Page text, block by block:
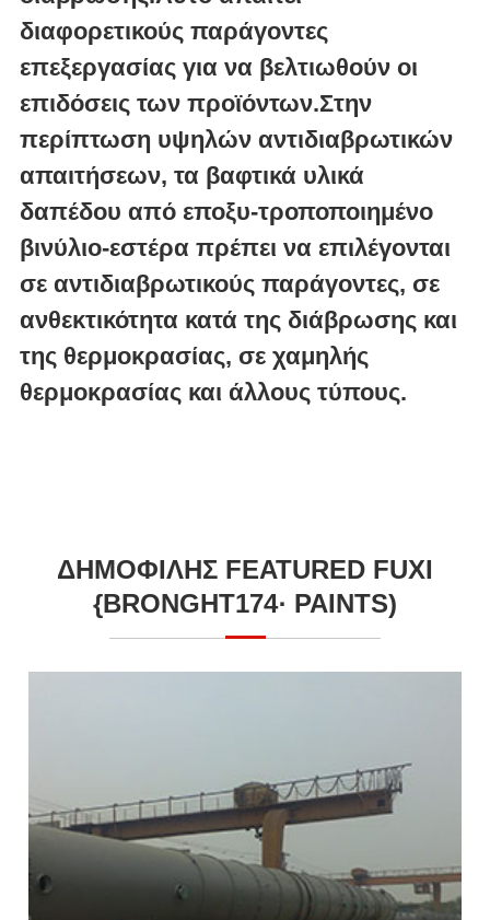
διαφορετικούς παράγοντες
επεξεργασίας για να βελτιωθούν οι
επιδόσεις των προϊόντων.Στην
περίπτωση υψηλών αντιδιαβρωτικών
απαιτήσεων, τα βαφτικά υλικά
δαπέδου από εποξυ-τροποποιημένο
βινύλιο-εστέρα πρέπει να επιλέγονται
σε αντιδιαβρωτικούς παράγοντες, σε
ανθεκτικότητα κατά της διάβρωσης και
της θερμοκρασίας, σε χαμηλής
θερμοκρασίας και άλλους τύπους.
ΔΗΜΟΦΙΛΉΣ FEATURED FUXI
{BRONGHT174· PAINTS)